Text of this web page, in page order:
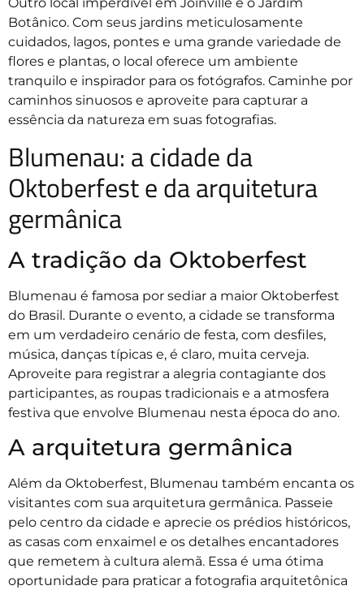
Botânico. Com seus jardins meticulosamente
cuidados, lagos, pontes e uma grande variedade de
flores e plantas, o local oferece um ambiente
tranquilo e inspirador para os fotógrafos. Caminhe por
caminhos sinuosos e aproveite para capturar a
essência da natureza em suas fotografias.
Blumenau: a cidade da
Oktoberfest e da arquitetura
germânica
A tradição da Oktoberfest
Blumenau é famosa por sediar a maior Oktoberfest
do Brasil. Durante o evento, a cidade se transforma
em um verdadeiro cenário de festa, com desfiles,
música, danças típicas e, é claro, muita cerveja.
Aproveite para registrar a alegria contagiante dos
participantes, as roupas tradicionais e a atmosfera
festiva que envolve Blumenau nesta época do ano.
A arquitetura germânica
Além da Oktoberfest, Blumenau também encanta os
visitantes com sua arquitetura germânica. Passeie
pelo centro da cidade e aprecie os prédios históricos,
as casas com enxaimel e os detalhes encantadores
que remetem à cultura alemã. Essa é uma ótima
oportunidade para praticar a fotografia arquitetônica